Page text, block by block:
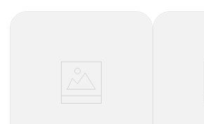
roche posay
megacistin